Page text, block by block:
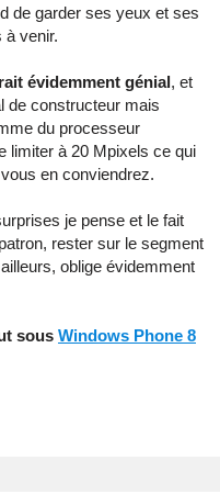
de garder ses yeux et ses
à venir.
évidemment génial, et
de constructeur mais
du processeur
limiter à 20 Mpixels ce qui
en conviendrez.
je pense et le fait
rester sur le segment
oblige évidemment
sous Windows Phone 8